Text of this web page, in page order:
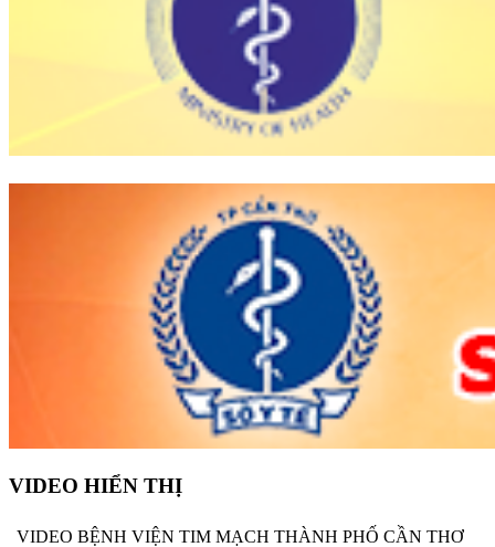
VIDEO HIỂN THỊ
VIDEO BỆNH VIỆN TIM MẠCH THÀNH PHỐ CẦN THƠ